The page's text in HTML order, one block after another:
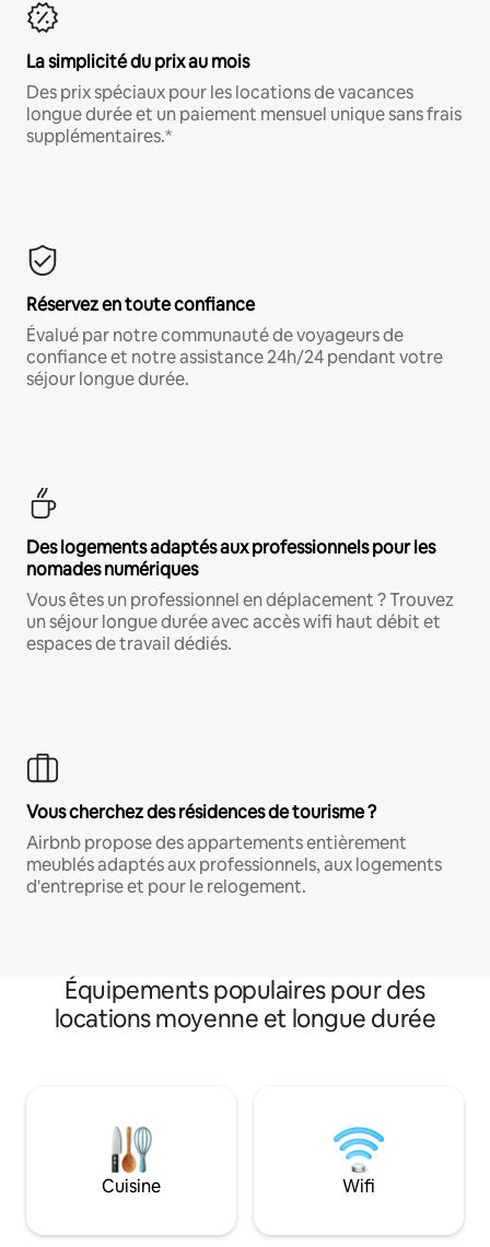
La simplicité du prix au mois
Des prix spéciaux pour les locations de vacances
longue durée et un paiement mensuel unique sans frais
supplémentaires.*
Réservez en toute confiance
Évalué par notre communauté de voyageurs de
confiance et notre assistance 24h/24 pendant votre
séjour longue durée.
Des logements adaptés aux professionnels pour les
nomades numériques
Vous êtes un professionnel en déplacement ? Trouvez
un séjour longue durée avec accès wifi haut débit et
espaces de travail dédiés.
Vous cherchez des résidences de tourisme ?
Airbnb propose des appartements entièrement
meublés adaptés aux professionnels, aux logements
d'entreprise et pour le relogement.
Équipements populaires pour des
locations moyenne et longue durée
Cuisine Wifi